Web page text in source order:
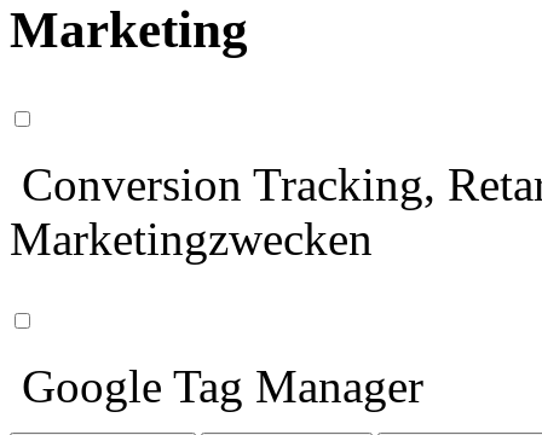
Marketing
Conversion Tracking,
Marketingzwecken
Google Tag Manager